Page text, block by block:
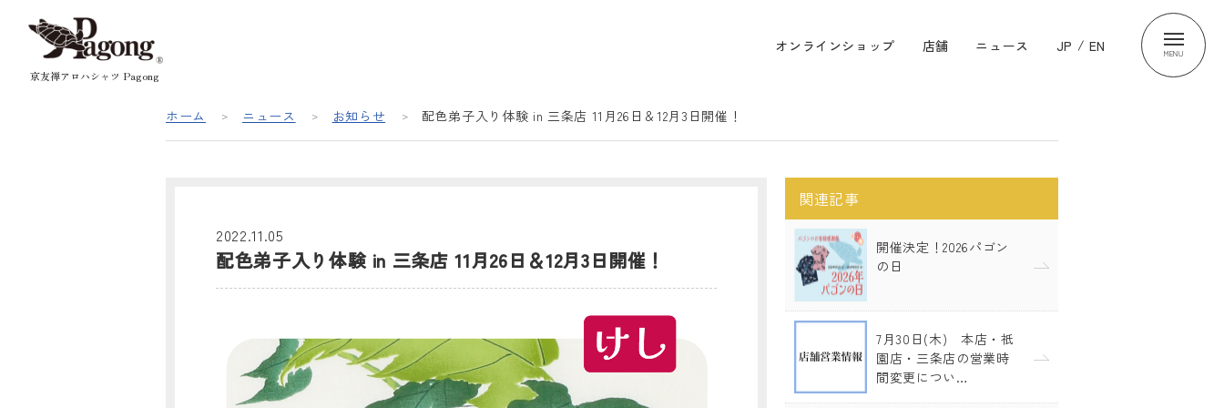
京友禅アロハシャツ Pagong
オンラインショップ 店舗 ニュース JP / EN MENU
ホーム ニュース お知らせ 配色弟子入り体験 in 三条店 11月26日＆12月3日開催！
2022.11.05
配色弟子入り体験 in 三条店 11月26日＆12月3日開催！
関連記事
開催決定！2026パゴン
の日
7月30日(木) 本店・祇
園店・三条店の営業時
間変更につい…